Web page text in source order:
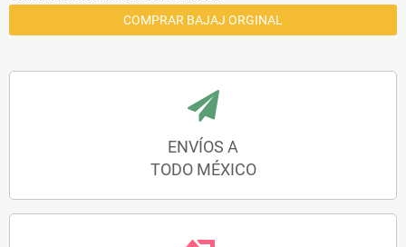
COMPRAR BAJAJ ORGINAL
ENVÍOS A
TODO MÉXICO